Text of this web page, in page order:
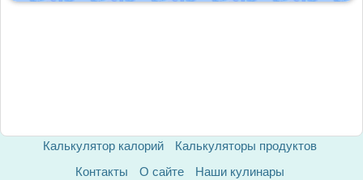
Калькулятор калорий
Калькуляторы продуктов
Контакты
О сайте
Наши кулинары